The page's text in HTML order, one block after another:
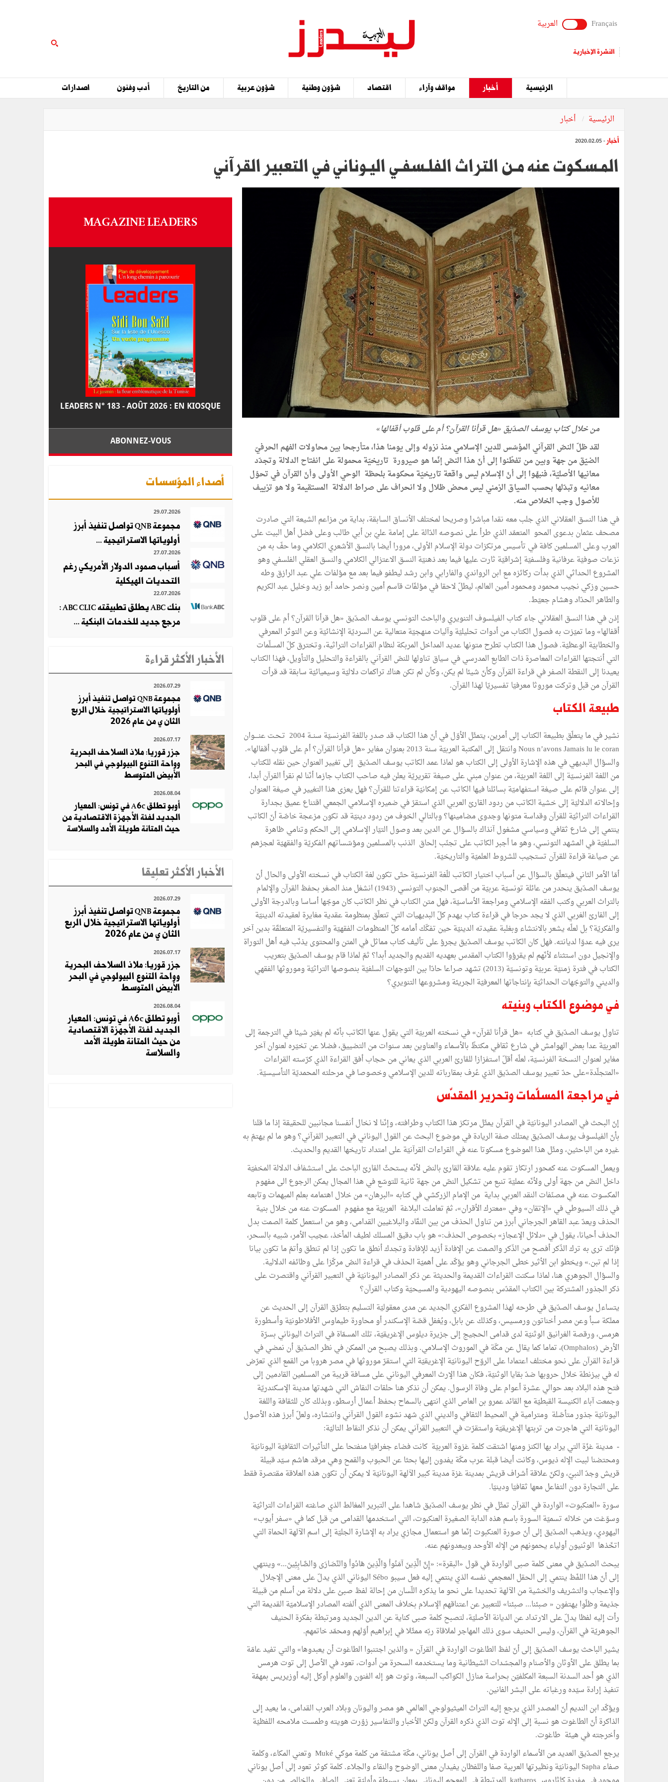
Français العربية
النشرة الإخبارية
الرئيسية أخبار مواقف وآراء اقتصاد شؤون وطنية شؤون عربية من التاريخ أدب وفنون اصدارات
الرئيسية أخبار
أخبار - 2020.02.05
المـسكوت عنه مـن التراث الفلـسفـي اليـوناني في التعبير القرآني
من خلال كتاب يوسف الصدّيق «هل قرأنا القرآن؟ أم على قلوب أقفالها»
لقد ظلّ النصّ القرآني المؤسّس للدين الإسلامي منذ نزوله وإلى يومنا هذا، متأرجحا بين محاولات الفهم الحرفيّ
الضيّق من جهة وبين من تفطّنوا إلى أنّ هذا النصّ إنّما هو صيرورة تاريخيّة محمولة على انفتاح الدلالة وتجدّد
معانيها الأصليّة، فنبهّوا إلى أنّ الإسلام ليس واقعة تاريخيّة محكومة بلحظة الوحي الأولى وأنّ القرآن في تحوّل
معانيه وتبدّلها بحسب السياق الزمني ليس محض ظلال ولا انحراف على صراط الدلالة المستقيمة ولا هو تزييف
للأصول وجب الخلاص منه.
في هذا النسق العقلاني الذي جلب معه نقدا مباشرا وصريحا لمختلف الأنساق السابقة، بداية من مزاعم الشيعة التي صادرت
مصحف عثمان بدعوى المحو المتعمّد الذي طرأ على نصوصه الدّالة على إمامة عليّ بن أبي طالب وعلى فضل أهل البيت على
العرب وعلى المسلمين كافة في تأسيس مرتكزات دولة الإسلام الأولى، مرورا أيضا بالنسق الأشعري الكلامي وما حفّ به من
نزعات صوفيّة عرفانية وفلسفيّة إشراقيّة ثارت عليها فيما بعد ذهنيّة النسق الاعتزالي الكلامي والنسق العقلي الفلسفي وهو
المشروع الحداثي الذي بدأت ركائزه مع ابن الرواندي والفارابي وابن رشد ليطفو فيما بعد مع مؤلفات علي عبد الرازق وطه
حسين وزكي نجيب محمود ومحمود أمين العالم، ليطلّ لاحقا في مؤلفّات قاسم أمين ونصر حامد أبو زيد وخليل عبد الكريم
والطاهر الحدّاد وهشام جعيّط.
إذن في هذا النسق العقلاني جاء كتاب الفيلسوف التنويري والباحث التونسي يوسف الصدّيق «هل قرأنا القرآن؟ أم على قلوب
أقفالها» وما تميّزت به فصول الكتاب من أدوات تحليليّة وآليات منهجيّة متعالية عن السرديّة الإنشائيّة وعن التوتّر المعرفي
والخطابيّة الوعظيّة. فصول هذا الكتاب تطرح متونها عديد المداخل المربكة لنظام القراءات التراثية، وتخترق كلّ المسلّمات
التي أنتجتها القراءات المعاصرة ذات الطابع المدرسي في سياق تناولها للنصّ القرآني بالقراءة والتحليل والتأويل، فهذا الكتاب
يعيدنا إلى النقطة الصفر في قراءة القرآن وكأنّ شيئا لم يكن، وكأن لم تكن هناك تراكمات دلاليّة وسيميائيّة سابقة قد قرأت
القرآن من قبل وتركت موروثا معرفيّا تفسيريّا لهذا القرآن.
طبيعة الكتاب
نشير في ما يتعلّق بطبيعة الكتاب إلى أمرين، يتمثّل الأوّل في أنّ هذا الكتاب قد صدر باللغة الفرنسيّة سنــة 2004 تـحـت عنــــوان
Nous n’avons Jamais lu le coran وانتقل إلى المكتبة العربيّة سنة 2013 بعنوان مغاير «هل قرأنا القرآن؟ أم على قلوب أقفالها».
والسؤال البديهي في هذه الإشارة الأولى إلى الكتاب هو لماذا عمد الكاتب يوسف الصدّيق إلى تغيير العنوان حين نقله للكتاب
من اللغة الفرنسيّة إلى اللغة العربيّة، من عنوان مبني على صيغة تقريريّة يعلن فيه صاحب الكتاب جازما أنّنا لم نقرأ القرآن أبدا،
إلى عنوان قائم على صيغة استفهاميّة بسائلنا فيها الكاتب عن إمكانيّة قراءتنا للقرآن؟ فهل يعزى هذا التغيير في صيغة العنوان
وإحالاته الدلاليّة إلى خشية الكاتب من ردود القارئ العربي الذي استقرّ في ضميره الإسلامي الجمعي اقتناع عميق بجدارة
القراءات التراثيّة للقرآن وقداسة متونها وجدوى مضامينها؟ وبالتالي الخوف من ردود دينيّة قد تكون مزعجة خاصّة أنّ الكاتب
ينتمي إلى شارع ثقافي وسياسي مشغول آنذاك بالسؤال عن الدين بعد وصول التيّار الإسلامي إلى الحكم وتنامي ظاهرة
السلفيّة في المشهد التونسي، وهو ما أجبر الكاتب على تجنّب إلحاق الذنب بالمسلمين ومؤسّساتهم الفكريّة والفقهيّة لعجزهم
عن صياغة قراءة للقرآن تستجيب للشروط العلميّة والتاريخيّة.
أمّا الأمر الثاني فيتعلّق بالسؤال عن أسباب اختيار الكاتب للّغة الفرنسيّة حتّى تكون لغة الكتاب في نسخته الأولى والحال أنّ
يوسف الصدّيق ينحدر من عائلة تونسيّة عربيّة من أقصى الجنوب التونسي (1943) انشغل منذ الصغر بحفظ القرآن والإلمام
بالتراث العربي وكتب الفقه الإسلامي ومراجعة الأساسيّة، فهل متن الكتاب في نظر الكاتب كان موجّها أساسا وبالدرجة الأولى
إلى القارئ الغربي الذي لا يجد حرجا في قراءة كتاب يهدم كلّ البديهيات التي تتعلّق بمنظومة عقدية مغايرة لعقيدته الدينيّة
والفكريّة؟ بل لعلّه يشعر بالانتشاء وبغلبة عقيدته الدينيّة حين تفكّك أمامه كلّ المنظومات الفقهيّة والتفسيريّة المتعلقّة بدين آخر
يرى فيه عدوّا لديانته. فهل كان الكاتب يوسف الصدّيق يجرؤ على تأليف كتاب مماثل في المتن والمحتوى يذنّب فيه أهل التوراة
والإنجيل دون استثناء لأنّهم لم يقرؤوا الكتاب المقدس بعهديه القديم والجديد أبدا؟ ثمّ لماذا قام يوسف الصدّيق بتعريب
الكتاب في فترة زمنيّة عربيّة وتونسيّة (2013) تشهد صراعا حادّا بين التوجهات السلفيّة بنصوصها التراثيّة وموروثها الفقهي
والديني والتوجّهات الحداثيّة بإنتاجاتها المعرفيّة الجريئة ومشروعها التنويري؟
في موضوع الكتاب وبنيته
تناول يوسف الصدّيق في كتابه «هل قرأنا لقرآن» في نسخته العربيّة التي يقول عنها الكاتب بأنّه لم يغيّر شيئا في الترجمة إلى
العربيّة عدا بعض الهوامش في شارع ثقافي مكتظّ بالأسماء والعناوين بعد سنوات من التضييق، فضلا عن تخيّره لعنوان آخر
مغاير لعنوان النسخة الفرنسيّة، لعلّه أقلّ استفزازا للقارئ العربي الذي يعاني من حجاب أفق القراءة الذي كرّسته القراءات
«المتجلّدة»على حدّ تعبير يوسف الصدّيق الذي عُرف بمقارباته للدين الإسلامي وخصوصا في مرحلته المحمديّة التأسيسيّة.
في مراجعة المسلّمات وتحرير المقدّس
إنّ البحث في المصادر اليونانيّة في القرآن يمثّل مرتكز هذا الكتاب وطرافته، وإنّنا لا نخال أنفسنا مجانبين للحقيقة إذا ما قلنا
بأنّ الفيلسوف يوسف الصدّيق يمتلك صفة الريادة في موضوع البحث عن القول اليوناني في التعبير القرآني؟ وهو ما لم يهتمّ به
غيره من الباحثين، ومثّل هذا الموضوع مسكوتا عنه في القراءات القرآنيّة على امتداد تاريخها القديم والحديث.
ويعمل المسكوت عنه كمحور ارتكاز تقوم عليه علاقة القارئ بالنصّ لأنّه يستحثّ القارئ الباحث على استشفاف الدلالة المخفيّة
داخل النصّ من جهة أولى ولأنّه عمليّة تنبع من تشكيل النصّ من جهة ثانية للتوسّع في هذا المجال يمكن الرجوع الى مفهوم
المكسوت عنه في مصنّفات النقد العربي بداية من الإمام الزركشي في كتابه «البرهان» من خلال اهتمامه بعلم المبهمات وتابعه
في ذلك السيوطي في «الإتقان» وفي «معترك الأقران»، ثمّ تعاملت البلاغة العربيّة مع مفهوم المسكوت عنه من خلال بنية
الحذف ويعدّ عبد القاهر الجرجاني أبرز من تناول الحذف من بين النقّاد والبلاغيين القدامى، وهو من استعمل كلمة الصمت بدل
الحذف أحيانا، يقول في «دلائل الإعجاز» بخصوص الحذف:» هو باب دقيق المسلك لطيف المأخذ، عجيب الأمر، شبيه بالسحر،
فإنّك ترى به ترك الذّكر أفصح من الذّكر والصمت عن الإفادة أزيد للإفادة وتجدك أنطق ما تكون إذا لم تنطق وأتمّ ما تكون بيانا
إذا لم تبن.» ويخطو ابن الأثير خطى الجرجاني وهو يؤكّد على أهميّة الحذف في قراءة النصّ مركّزا على وظائفه الدلالية.
والسؤال الجوهري هنا، لماذا سكتت القراءات القديمة والحديثة عن ذكر المصادر اليونانيّة في التعبير القرآني واقتصرت على
ذكر الجذور المشتركة بين الكتاب المقدّس بنصوصه اليهودية والمسيحيّة وكتاب القرآن؟
يتساءل يوسف الصدّيق في طرحه لهذا المشروع الفكري الجديد عن مدى معقوليّة التسليم بتطرّق القرآن إلى الحديث عن
مملكة سبأ وعن مصر أخناتون ورمسيس، وكذلك عن بابل، ويُغفل قصّة الإسكندر أو محاورة طيماوس الأفلاطونيّة وأسطورة
هرمس، ورقصة الغرانيق الوثنيّة لدى قدامى الحجيج إلى جزيرة ديلوس الإغريقيّة، تلك المسمّاة في التراث اليوناني بسرّة
الأرض (Omphalos)، تماما كما يقال عن مكّة في الموروث الإسلامي. وبذلك يصبح من الممكن في نظر الصدّيق أن نمضي في
قراءة القرآن على نحو مختلف اعتمادا على الروّح اليونانيّة الإغريقيّة التي استقرّ موروثها في مصر هروبا من القمع الذي تعرّض
له في بيزنطة خلال حروبها ضدّ بقايا الوثنيّة، فكان هذا الإرث المعرفي اليوناني على مسافة قريبة من المسلمين القادمين إلى
فتح هذه البلاد بعد حوالي عشرة أعوام على وفاة الرسول. يمكن أن نذكر هنا حلقات النقاش التي شهدتها مدينة الإسكندريّة
وجمعت آباء الكنيسة القبطيّة مع القائد عمرو بن العاص الذي انتهى بالسماح بحفظ أعمال أرسطو، وبذلك كان للثقافة واللغة
اليونانيّة جذور متأصّلة ومترامية في المحيط الثقافي والديني الذي شهد نشوء القول القرآني وانتشاره، ولعلّ أبرز هذه الأصول
اليونانيّة التي هاجرت من تربتها الإغريقيّة واستقرّت في التعبير القرآني يمكن أن نذكر النقاط التاليّة:
- مدينة غزّة التي يراد بها الكنز ومنها اشتقت كلمة غزوة العربيّة كانت فضاء جغرافيّا منفتحا على التأثيرات الثقافيّة اليونانيّة
ومحتضنا لبيت الإله ذيوس، وكانت أيضا قبلة عرب مكّة يفدون إليها بحثا عن الحبوب والقمح وهي مرقد هاشم سيّد قبيلة
قريش وجدّ النبيّ، ولكنّ علاقة أشراف قريش بمدينة غزة مدينة كبير الآلهة اليونانيّة لا يمكن أن تكون هذه العلاقة مقتصرة فقط
على التجارة دون التفاعل معها ثقافيّا ودينيّا.
سورة «العنكبوت» الواردة في القرآن تمثّل في نظر يوسف الصدّيق شاهدا على التبرير المغالط الذي صاغته القراءات التراثيّة
وسوّغت من خلاله تسميّة السورة باسم هذه الدابة الصغيرة العنكبوت، التي استخدمها القدامى من قبل كما في «سفر أيوب»
اليهودي، ويذهب الصدّيق إلى أنّ صورة العنكبوت إنّما هو استعمال مجازي يراد به الإشارة الجليّة إلى اسم الآلهة الحماة التي
اتخّذها الوثنيون أولياء يحمونهم من الإله الأوحد ويبعدونهم عنه.
يبحث الصدّيق في معنى كلمة صبى الواردة في قول «البقرة»: «إِنَّ الَّذِينَ آمَنُواْ وَالَّذِينَ هَادُواْ وَالنَّصَارَى وَالصَّابِئِينَ...» وينتهي
إلى أنّ هذا اللفّظ ينتمي إلى الحقل المعجمي نفسه الذي ينتمي إليه فعل سيبو Sébo اليوناني الذي يدلّ على معنى الإجلال
والإعجاب والتشريف والخشية من الآلهة تحديدا على نحو ما يذكره اللّسان من إحالة لفظ صبئ على دلالة من أسلم من قبيلة
جذيمة وظلّوا يهتفون « صبئنا... صبئنا» للتعبير عن اعتناقهم الإسلام بخلاف المعنى الذي ألفته المصادر الإسلاميّة القديمة التي
رأت إليه لفظا يدلّ على الارتداد عن الديانة الأصليّة، لتصبح كلمة صبى كناية عن الدين الجديد ومرتبطة بفكرة الحنيف
الجوهريّة في القرآن، وليس الحنيف سوى ذلك المهاجر لملاقاة ربّه ممثّلا في إبراهيم أوّلهم ومحمّد خاتمهم.
يشير الباحث يوسف الصدّيق إلى أنّ لفظ الطاغوت الواردة في القرآن « والذين اجتنبوا الطاغوت أن يعبدوها» والتي تفيد عامّة
بما يطلق على الأوثان والأصنام والمجسّدات الشيطانية وما يستخدمه السحرة من أدوات، تعود في الأصل إلى توت هرمس
الذي هو أحد السدنة السبعة المكلفيّن بحراسة منازل الكواكب السبعة، وتوت هو إله الفنون والعلوم أوكل إليه أوزيريس بمهمّة
تنفيذ إرادة سيّده ورغباته على البشر الفانين.
ويؤكّد ابن النديم أنّ المصدر الذي يرجع إليه التراث الميثيولوجي العالمي هو مصر واليونان وبلاد العرب القدامى، ما يعيد إلى
الذاكرة أنّ الطاغوت هو نسبة إلى الإله توت الذي ذكره القرآن ولكنّ الأخبار والتفاسير زوّرت هويته وطمست ملامحه اللفظيّة
وأخرجته في هيئة طاغوت.
يرجع الصدّيق العديد من الأسماء الواردة في القرآن إلى أصل يوناني، مكّة مشتقة من كلمة موكي Muké وتعني المكاء، وكلمة
صفاء Sapha اليونانيّة ونظيرتها العربية صفا واللفظان يفيدان معنى الوضوح والنقاء والجلاء. كلمة كوثر تعود إلى أصل يوناني
MAGAZINE LEADERS
LEADERS N° 183 - AOÛT 2026 : EN KIOSQUE
ABONNEZ-VOUS
أصداء المؤسسات
29.07.2026
مجموعة QNB تواصل تنفيذ أبرز
أولوياتها الاستراتيجية ...
27.07.2026
أسباب صمود الدولار الأمريكي رغم
التحديات الهيكلية
22.07.2026
بنك ABC يطلق تطبيقته ABC CLIC :
مرجع جديد للخدمات البنكية ...
الأخبار الأكثر قراءة
2026.07.29
مجموعة QNB تواصل تنفيذ أبرز
أولوياتها الاستراتيجية خلال الربع
الثان ي من عام 2026
2026.07.17
جزر قوريا: ملاذ السلاحف البحرية
وواحة التنوع البيولوجي في البحر
الأبيض المتوسط
2026.08.04
أوبو تطلق A6c في تونس: المعيار
الجديد لفئة الأجهزة الاقتصادية من
حيث المتانة طويلة الأمد والسلاسة
الأخبار الأكثر تعلِيقا
2026.07.29
مجموعة QNB تواصل تنفيذ أبرز
أولوياتها الاستراتيجية خلال الربع
الثان ي من عام 2026
2026.07.17
جزر قوريا: ملاذ السلاحف البحرية
وواحة التنوع البيولوجي في البحر
الأبيض المتوسط
2026.08.04
أوبو تطلق A6c في تونس: المعيار
الجديد لفئة الأجهزة الاقتصادية
من حيث المتانة طويلة الأمد
والسلاسة